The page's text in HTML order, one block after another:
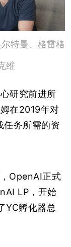
特曼、格雷格
维
研究前进所
在2019年对
任务所需的资
OpenAI正式
LP，开始
YC孵化器总